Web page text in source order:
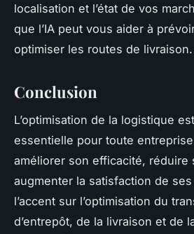
localisation et l’état de vos
que l’IA peut vous aider à
optimiser les routes de livraison.
Conclusion
L’optimisation de la logistique
essentielle pour toute
améliorer son efficacité, réduire
augmenter la satisfaction de
l’accent sur l’optimisation du
d’entrepôt, de la livraison et de